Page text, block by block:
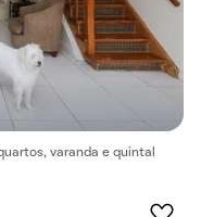
varanda e quintal